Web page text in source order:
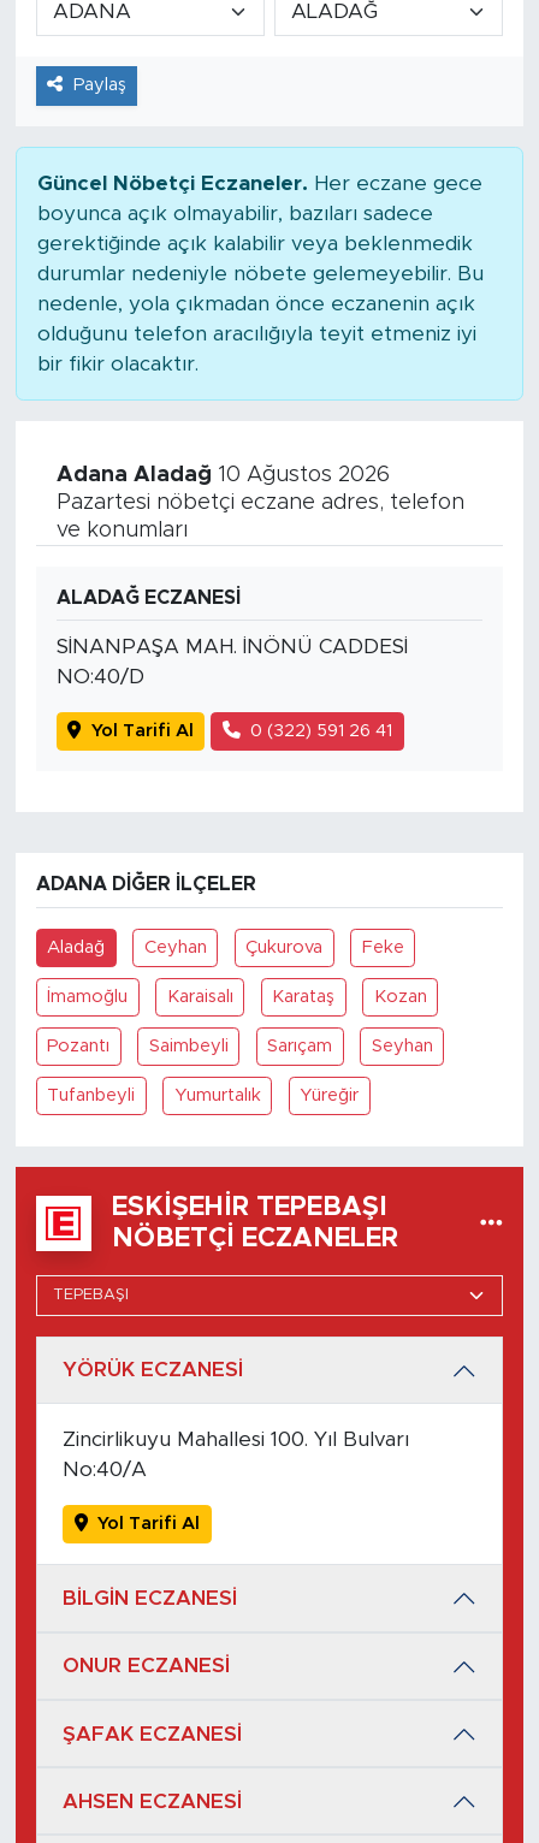
Paylaş
Güncel Nöbetçi Eczaneler. Her eczane gece
boyunca açık olmayabilir, bazıları sadece
gerektiğinde açık kalabilir veya beklenmedik
durumlar nedeniyle nöbete gelemeyebilir. Bu
nedenle, yola çıkmadan önce eczanenin açık
olduğunu telefon aracılığıyla teyit etmeniz iyi
bir fikir olacaktır.
Adana Aladağ 10 Ağustos 2026
Pazartesi nöbetçi eczane adres, telefon
ve konumları
ALADAĞ ECZANESİ
SİNANPAŞA MAH. İNÖNÜ CADDESİ
NO:40/D
Yol Tarifi Al 0 (322) 591 26 41
ADANA DIĞER İLÇELER
Aladağ Ceyhan Çukurova Feke
İmamoğlu Karaisalı Karataş Kozan
Pozantı Saimbeyli Sarıçam Seyhan
Tufanbeyli Yumurtalık Yüreğir
ESKIŞEHIR TEPEBAŞI
NÖBETÇI ECZANELER
YÖRÜK ECZANESİ
Zincirlikuyu Mahallesi 100. Yıl Bulvarı
No:40/A
Yol Tarifi Al
BİLGİN ECZANESİ
ONUR ECZANESİ
ŞAFAK ECZANESİ
AHSEN ECZANESİ
Tarihçe
Resmi İlanlar
Foto Şaka
Politika